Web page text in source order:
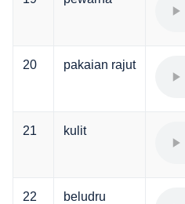
20 pakaian rajut
21 kulit
22 beludru